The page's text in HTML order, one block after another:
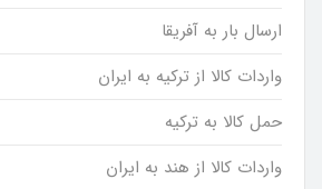
ارسال بار به آفریقا
واردات کالا از ترکیه به ایران
حمل کالا به ترکیه
واردات کالا از هند به ایران